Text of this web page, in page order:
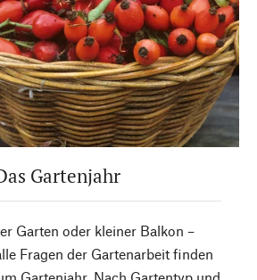
Gartenjahr
Garten oder kleiner Balkon –
Fragen der Gartenarbeit finden